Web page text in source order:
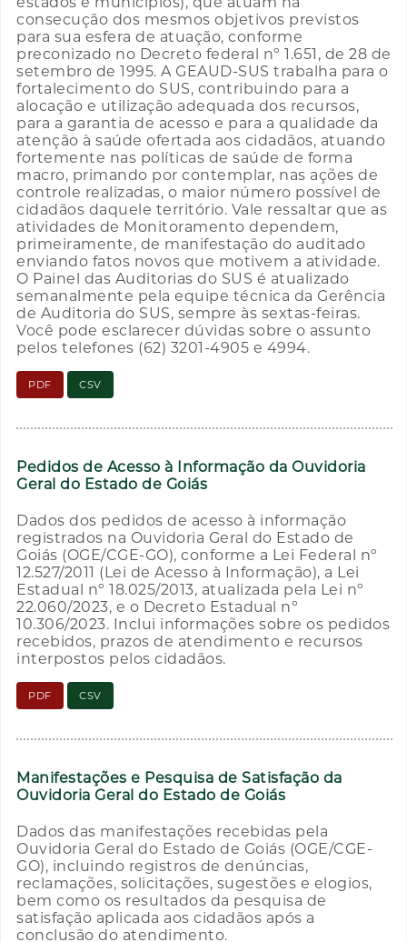
consecução dos mesmos objetivos previstos
para sua esfera de atuação, conforme
preconizado no Decreto federal nº 1.651, de 28 de
setembro de 1995. A GEAUD-SUS trabalha para o
fortalecimento do SUS, contribuindo para a
alocação e utilização adequada dos recursos,
para a garantia de acesso e para a qualidade da
atenção à saúde ofertada aos cidadãos, atuando
fortemente nas políticas de saúde de forma
macro, primando por contemplar, nas ações de
controle realizadas, o maior número possível de
cidadãos daquele território. Vale ressaltar que as
atividades de Monitoramento dependem,
primeiramente, de manifestação do auditado
enviando fatos novos que motivem a atividade.
O Painel das Auditorias do SUS é atualizado
semanalmente pela equipe técnica da Gerência
de Auditoria do SUS, sempre às sextas-feiras.
Você pode esclarecer dúvidas sobre o assunto
pelos telefones (62) 3201-4905 e 4994.
PDF CSV
Pedidos de Acesso à Informação da Ouvidoria
Geral do Estado de Goiás
Dados dos pedidos de acesso à informação
registrados na Ouvidoria Geral do Estado de
Goiás (OGE/CGE-GO), conforme a Lei Federal nº
12.527/2011 (Lei de Acesso à Informação), a Lei
Estadual nº 18.025/2013, atualizada pela Lei nº
22.060/2023, e o Decreto Estadual nº
10.306/2023. Inclui informações sobre os pedidos
recebidos, prazos de atendimento e recursos
interpostos pelos cidadãos.
PDF CSV
Manifestações e Pesquisa de Satisfação da
Ouvidoria Geral do Estado de Goiás
Dados das manifestações recebidas pela
Ouvidoria Geral do Estado de Goiás (OGE/CGE-
GO), incluindo registros de denúncias,
reclamações, solicitações, sugestões e elogios,
bem como os resultados da pesquisa de
satisfação aplicada aos cidadãos após a
conclusão do atendimento.